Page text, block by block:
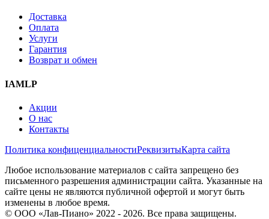
Доставка
Оплата
Услуги
Гарантия
Возврат и обмен
IAMLP
Акции
О нас
Контакты
Политика конфиценциальностиРеквизитыКарта сайта
Любое использование материалов с сайта запрещено без
письменного разрешения администрации сайта. Указанные на
сайте цены не являются публичной офертой и могут быть
изменены в любое время.
© ООО «Лав-Пиано» 2022 - 2026. Все права защищены.